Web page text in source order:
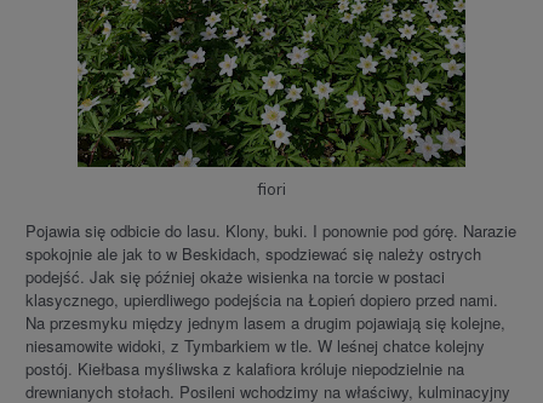
fiori
Pojawia się odbicie do lasu. Klony, buki. I ponownie pod górę. Narazie
spokojnie ale jak to w Beskidach, spodziewać się należy ostrych
podejść. Jak się później okaże wisienka na torcie w postaci
klasycznego, upierdliwego podejścia na Łopień dopiero przed nami.
Na przesmyku między jednym lasem a drugim pojawiają się kolejne,
niesamowite widoki, z Tymbarkiem w tle. W leśnej chatce kolejny
postój. Kiełbasa myśliwska z kalafiora króluje niepodzielnie na
drewnianych stołach. Posileni wchodzimy na właściwy, kulminacyjny